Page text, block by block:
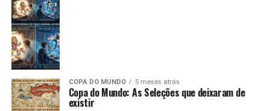
COPA DO MUNDO 5 meses atrás
Copa do Mundo: As Seleções que deixaram de
existir